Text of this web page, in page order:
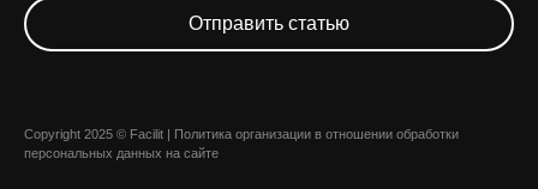
Отправить статью
Copyright 2025 © Facilit |
Политика организации в отношении обработки
персональных данных на сайте